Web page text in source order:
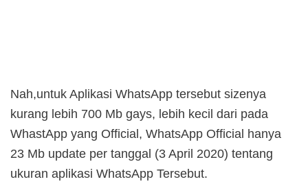
Nah,untuk Aplikasi WhatsApp tersebut sizenya
kurang lebih 700 Mb gays, lebih kecil dari pada
WhastApp yang Official, WhatsApp Official hanya
23 Mb update per tanggal (3 April 2020) tentang
ukuran aplikasi WhatsApp Tersebut.